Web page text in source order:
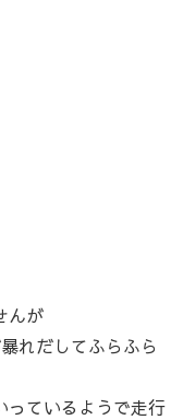
んが
れだしてふらふら
っているようで走行